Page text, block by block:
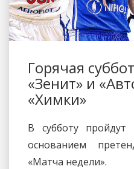
Горячая
«Зенит» и
«Химки»
В субботу
основанием
«Матча недели».